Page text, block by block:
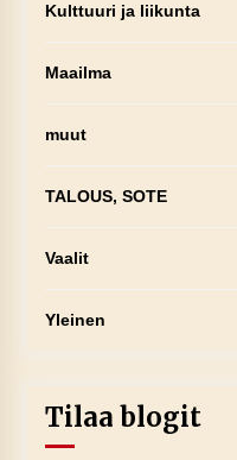
Kulttuuri ja liikunta
Maailma
muut
TALOUS, SOTE
Vaalit
Yleinen
Tilaa blogit